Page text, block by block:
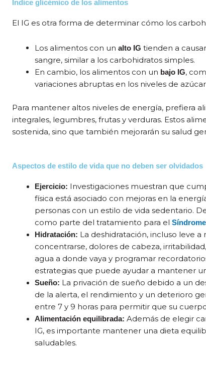
Índice glicémico de los alimentos
El IG es otra forma de determinar cómo los
Los alimentos con un alto IG tienden a
sangre, similar a los carbohidratos simples.
En cambio, los alimentos con un bajo IG,
variaciones abruptas en los niveles de
Para mantener altos niveles de energía, prefiera
integrales, legumbres, frutas y verduras. Estos
sostenida, sino que también mejorarán su salud
Aspectos de estilo de vida que no deben ser olvidados
Ejercicio: Investigaciones muestran que
física está asociado con mejoras en la
personas con un estilo de vida sedentario.
como parte del tratamiento para el
Hidratación: La deshidratación, incluso leve
concentrarse, dolores de cabeza,
agua a donde vaya y programar
estrategias que puede ayudar a mantener
Sueño: La privación de sueño debido a un
de la alerta, el rendimiento y un deterioro
entre 7 y 9 horas para permitir que su
Alimentación equilibrada: Además de elegir
IG, es importante mantener una dieta
saludables.